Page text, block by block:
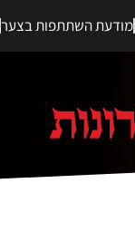
מודעת השתתפות בצער